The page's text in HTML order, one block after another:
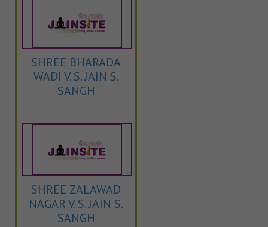
SHREE BHARADA
WADI V. S. JAIN S.
SANGH
SHREE ZALAWAD
NAGAR V. S. JAIN S.
SANGH